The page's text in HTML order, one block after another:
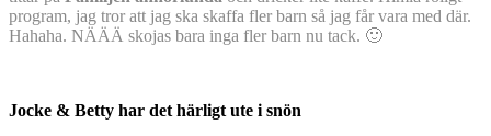
program, jag tror att jag ska skaffa fler barn så jag får vara med där.
Hahaha. NÄÄÄ skojas bara inga fler barn nu tack. 🙂
Jocke & Betty har det härligt ute i snön